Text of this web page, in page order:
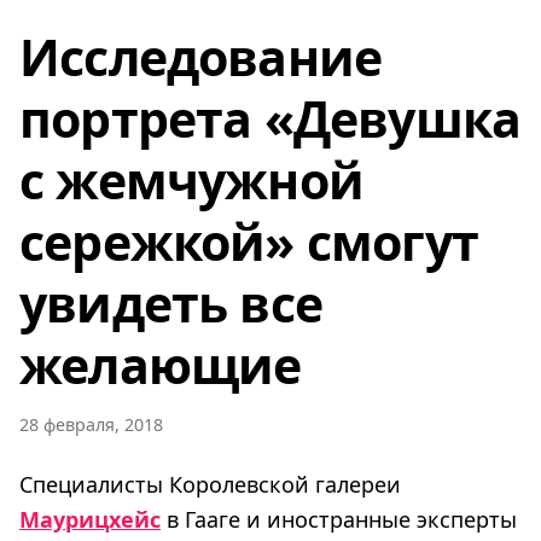
Исследование
портрета «Девушка
с жемчужной
сережкой» смогут
увидеть все
желающие
28 февраля, 2018
Специалисты Королевской галереи
Маурицхейс в Гааге и иностранные эксперты